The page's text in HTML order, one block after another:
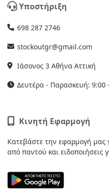
Υποστήριξη
698 287 2746
stockoutgr@gmail.com
Ιάσονος 3 Αθήνα Αττική
Δευτέρα - Παρασκευή: 9:00
Κινητή Εφαρμογή
Κατεβάστε την εφαρμογή μας
από παντού και ειδοποιήσεις